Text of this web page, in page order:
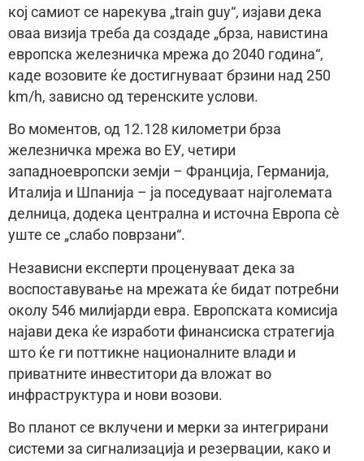
кој самиот се нарекува „train guy“, изјави дека
оваа визија треба да создаде „брза, навистина
европска железничка мрежа до 2040 година“,
каде возовите ќе достигнуваат брзини над 250
km/h, зависно од теренските услови.
Во моментов, од 12.128 километри брза
железничка мрежа во ЕУ, четири
западноевропски земји – Франција, Германија,
Италија и Шпанија – ја поседуваат најголемата
делница, додека централна и источна Европа сè
уште се „слабо поврзани“.
Независни експерти проценуваат дека за
воспоставување на мрежата ќе бидат потребни
околу 546 милијарди евра. Европската комисија
најави дека ќе изработи финансиска стратегија
што ќе ги поттикне националните влади и
приватните инвеститори да вложат во
инфраструктура и нови возови.
Во планот се вклучени и мерки за интегрирани
системи за сигнализација и резервации, како и